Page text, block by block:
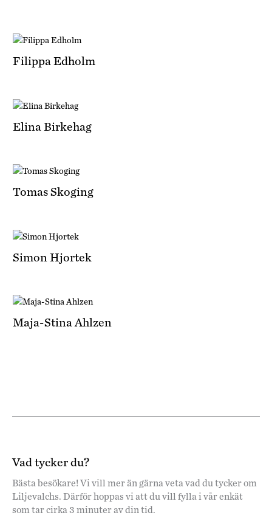
Filippa Edholm
Elina Birkehag
Tomas Skoging
Simon Hjortek
Maja-Stina Ahlzen
Vad tycker du?
Bästa besökare! Vi vill mer än gärna veta vad du tycker om
Liljevalchs. Därför hoppas vi att du vill fylla i vår enkät
som tar cirka 3 minuter av din tid.